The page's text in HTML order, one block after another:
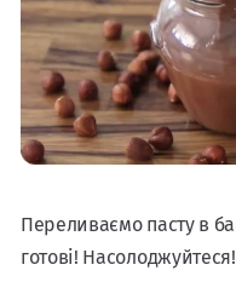
Переливаємо пасту в
готові! Насолоджуйтеся!